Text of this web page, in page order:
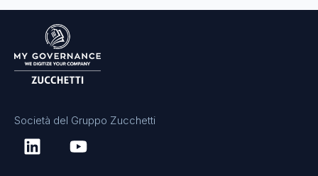
Società del Gruppo Zucchetti
L
i
Y
o